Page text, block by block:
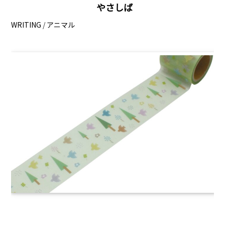
やさしば
WRITING /アニマル